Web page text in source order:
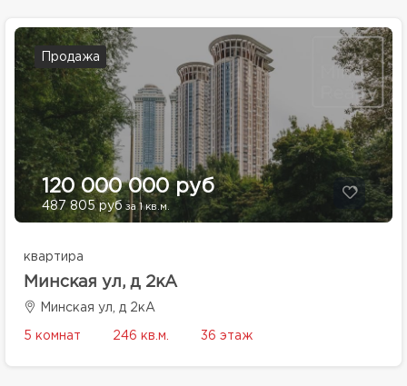
Продажа
120 000 000 руб
487 805 руб за 1 кв.м.
квартира
Минская ул, д 2кА
Минская ул, д 2кА
5 комнат 246 кв.м. 36 этаж